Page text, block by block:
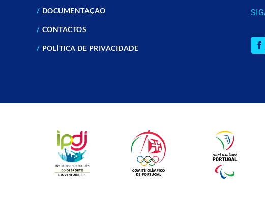
DOCUMENTAÇÃO
CONTACTOS
POLÍTICA DE PRIVACIDADE